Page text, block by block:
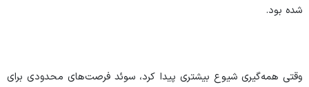
شده بود.
وقتی همه‌گیری شیوع بیشتری پیدا کرد، سوئد فرصت‌های محدودی برای